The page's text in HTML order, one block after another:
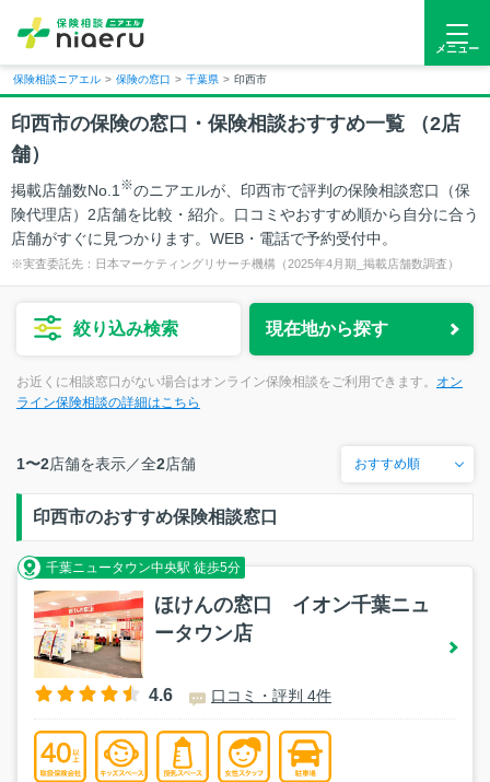
メニュー
保険相談ニアエル > 保険の窓口 > 千葉県 > 印西市
印西市の保険の窓口・保険相談おすすめ一覧 （2店
舗）
掲載店舗数No.1 ※のニアエルが、印西市で評判の保険相談窓口（保
険代理店）2店舗を比較・紹介。口コミやおすすめ順から自分に合う
店舗がすぐに見つかります。WEB・電話で予約受付中。
※実査委託先：日本マーケティングリサーチ機構（2025年4月期_掲載店舗数調査）
絞り込み検索 現在地から探す
お近くに相談窓口がない場合はオンライン保険相談をご利用できます。 オン
ライン保険相談の詳細はこちら
1〜2店舗を表示／全2店舗
印西市のおすすめ保険相談窓口
千葉ニュータウン中央駅 徒歩5分
ほけんの窓口 イオン千葉ニュ
ータウン店
4.6 口コミ・評判 4件